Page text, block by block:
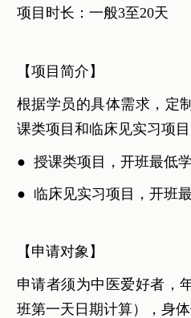
项目时长：一般3至20天
【项目简介】
根据学员的具体需求，定
课类项目和临床见实习项目
● 授课类项目，开班最低
● 临床见实习项目，开班
【申请对象】
申请者须为中医爱好者，
班第一天日期计算），身